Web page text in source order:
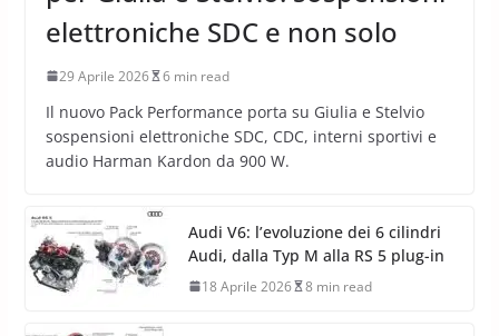
elettroniche SDC e non solo
29 Aprile 2026 6 min read
Il nuovo Pack Performance porta su Giulia e Stelvio
sospensioni elettroniche SDC, CDC, interni sportivi e
audio Harman Kardon da 900 W.
Audi V6: l’evoluzione dei 6 cilindri
Audi, dalla Typ M alla RS 5 plug-in
18 Aprile 2026 8 min read